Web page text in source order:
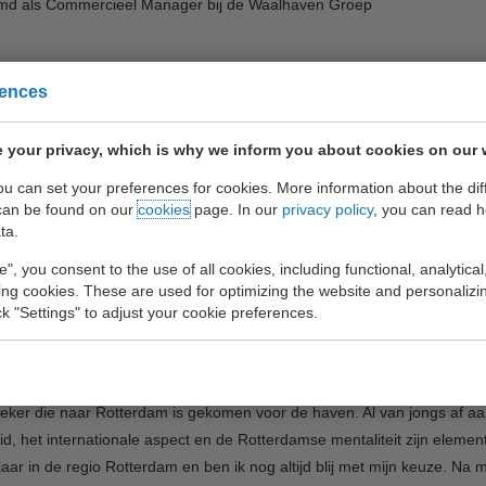
your privacy, which is why we inform you about cookies on our
can set your preferences for cookies. More information about the
be found on ourcookiespage. In our privacy policy, you can read
you consent to the use of all cookies, including functional,
cookies. These are used for optimizing the website and
"Settings" to adjust your cookie preferences.
als Commercieel Manager bij de Waalhaven Groep
als Commercieel
is Willem Beskers begonnen bij de Waalhaven Groep als
Willem heeft al ruime ervaring binnen de haven en we zijn
een profiel en introductie van Willem Beskers zelf. Wij wensen
die naar Rotterdam is gekomen voor de haven. Al van jongs af
het internationale aspect en de Rotterdamse mentaliteit zijn
in de regio Rotterdam en ben ik nog altijd blij met mijn keuze. Na